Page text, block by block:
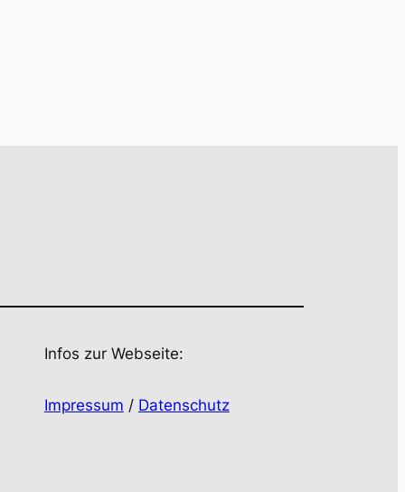
Infos zur Webseite:
Impressum / Datenschutz